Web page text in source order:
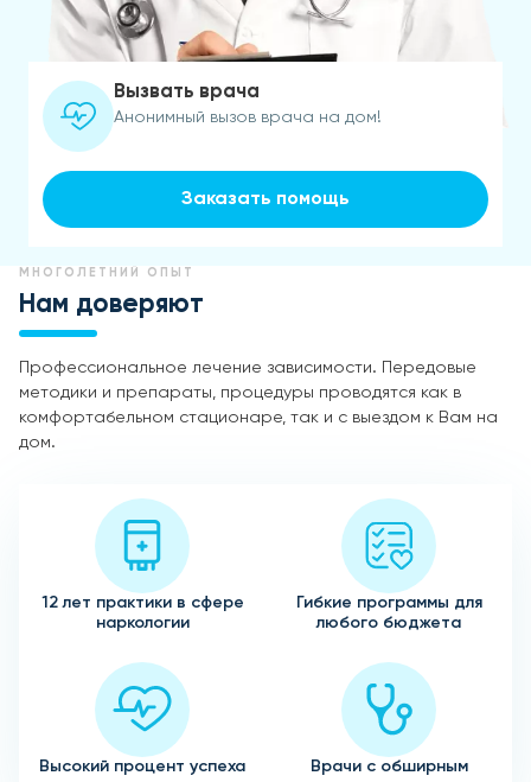
Вызвать врача
Анонимный вызов врача на дом!
Заказать помощь
МНОГОЛЕТНИЙ ОПЫТ
Нам доверяют
Профессиональное лечение зависимости. Передовые
методики и препараты, процедуры проводятся как в
комфортабельном стационаре, так и с выездом к Вам на
дом.
12 лет практики в сфере
наркологии
Гибкие программы для
любого бюджета
Высокий процент успеха
Врачи с обширным